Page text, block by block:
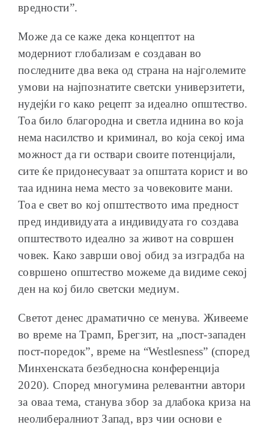
вредности”.
Може да се каже дека концептот на
модерниот глобализам е создаван во
последните два века од страна на најголемите
умови на најпознатите светски универзитети,
нудејќи го како рецепт за идеално општество.
Тоа било благородна и светла иднина во која
нема насилство и криминал, во која секој има
можност да ги оствари своите потенцијали,
сите ќе придонесуваат за општата корист и во
таа иднина нема место за човековите мани.
Тоа е свет во кој општеството има предност
пред индивидуата а индивидуата го создава
општеството идеално за живот на совршен
човек. Како заврши овој обид за изградба на
совршено општество можеме да видиме секој
ден на кој било светски медиум.
Светот денес драматично се менува. Живееме
во време на Трамп, Брегзит, на „пост-западен
пост-поредок”, време на “Westlesness” (според
Минхенската безбедносна конференција
2020). Според многумина релевантни автори
за оваа тема, станува збор за длабока криза на
неолибералниот Запад, врз чии основи е